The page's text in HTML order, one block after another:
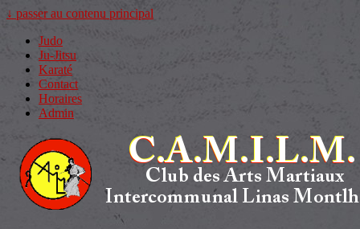
↓ passer au contenu principal
Judo
Ju-Jitsu
Karaté
Contact
Horaires
Admin